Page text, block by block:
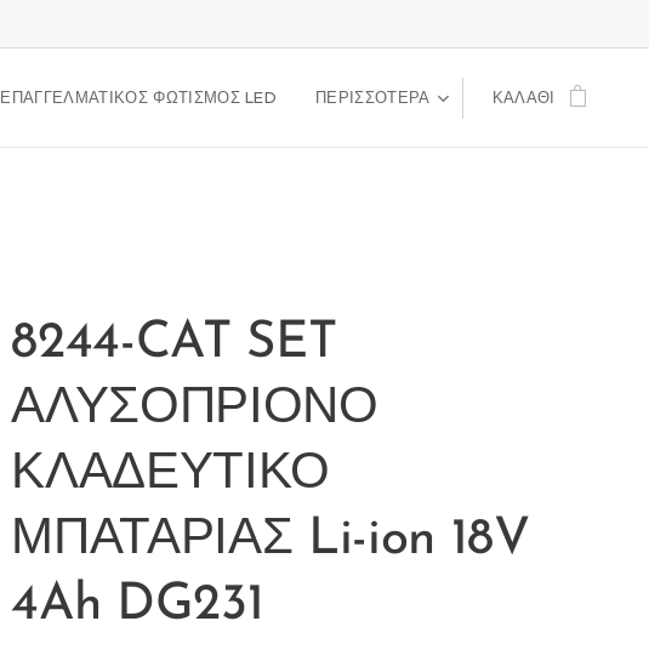
ΕΠΑΓΓΕΛΜΑΤΙΚΟΣ ΦΩΤΙΣΜΟΣ LED ΠΕΡΙΣΣΌΤΕΡΑ ΚΑΛΆΘΙ
8244-CAT SET
ΑΛΥΣΟΠΡΙΟΝΟ
ΚΛΑΔΕΥΤΙΚΟ
ΜΠΑΤΑΡΙΑΣ Li-ion 18V
4Ah DG231